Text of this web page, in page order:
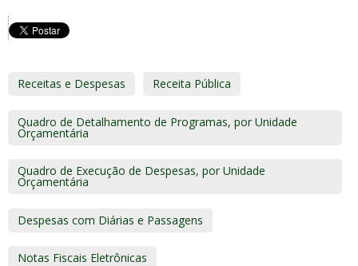
Receitas e Despesas Receita Pública
Quadro de Detalhamento de Programas, por Unidade
Orçamentária
Quadro de Execução de Despesas, por Unidade
Orçamentária
Despesas com Diárias e Passagens
Notas Fiscais Eletrônicas